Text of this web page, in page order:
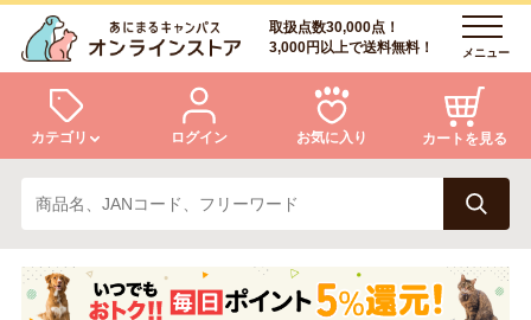
取扱点数30,000点！
3,000円以上で送料無料！
メニュー
カテゴリ
犬 猫
小動物・鳥 アクア・爬虫類・昆虫
ログイン お気に入り カートを見る
ログイン
会員登録